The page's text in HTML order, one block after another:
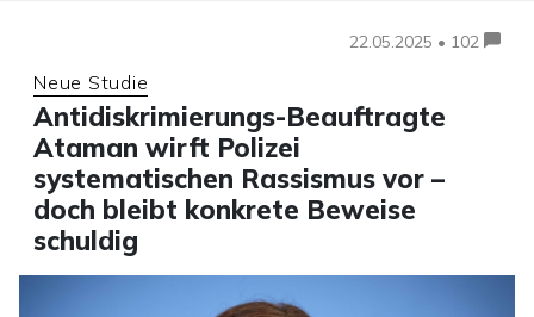
22.05.2025 • 102
Neue Studie
Antidiskrimierungs-Beauftragte
Ataman wirft Polizei
systematischen Rassismus vor –
doch bleibt konkrete Beweise
schuldig